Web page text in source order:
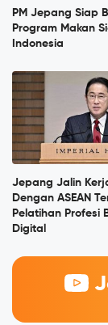
PM Jepang Siap
Program Makan
Indonesia
Jepang Jalin
Dengan ASEAN
Pelatihan Profesi
Digital